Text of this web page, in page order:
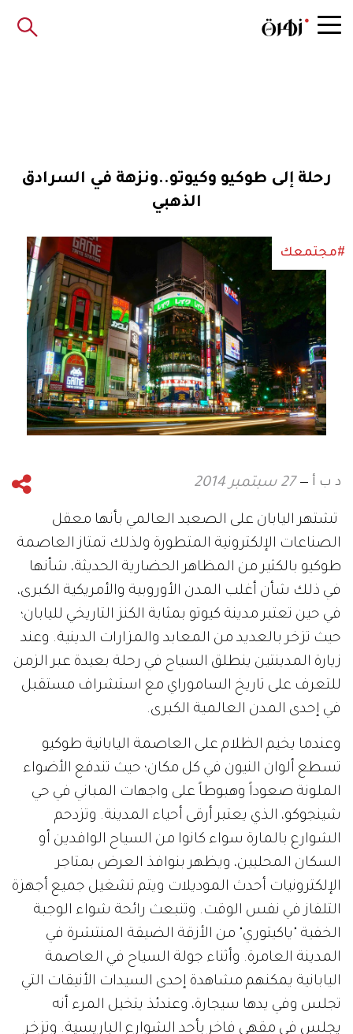
رحلة إلى طوكيو وكيوتو..ونزهة في السرادق
الذهبي
#مجتمعك
د ب أ 27 سبتمبر 2014
تشتهر اليابان على الصعيد العالمي بأنها معقل
الصناعات الإلكترونية المتطورة ولذلك تمتاز العاصمة
طوكيو بالكثير من المظاهر الحضارية الحديثة، شأنها
في ذلك شأن أغلب المدن الأوروبية والأمريكية الكبرى،
في حين تعتبر مدينة كيوتو بمثابة الكنز التاريخي لليابان؛
حيث تزخر بالعديد من المعابد والمزارات الدينية. وعند
زيارة المدينتين ينطلق السياح في رحلة بعيدة عبر الزمن
للتعرف على تاريخ الساموراي مع استشراف مستقبل
في إحدى المدن العالمية الكبرى.
وعندما يخيم الظلام على العاصمة اليابانية طوكيو
تسطع ألوان النيون في كل مكان؛ حيث تندفع الأضواء
الملونة صعوداً وهبوطاً على واجهات المباني في حي
شينجوكو، الذي يعتبر أرقى أحياء المدينة. وتزدحم
الشوارع بالمارة سواء كانوا من السياح الوافدين أو
السكان المحليين، ويظهر بنوافذ العرض بمتاجر
الإلكترونيات أحدث الموديلات ويتم تشغيل جميع أجهزة
التلفاز في نفس الوقت. وتنبعث رائحة شواء الوجبة
الخفية "ياكيتوري" من الأزقة الضيقة المنتشرة في
المدينة العامرة. وأثناء جولة السياح في العاصمة
اليابانية يمكنهم مشاهدة إحدى السيدات الأنيقات التي
تجلس وفي يدها سيجارة، وعندئذ يتخيل المرء أنه
يجلس في مقهى فاخر بأحد الشوارع الباريسية. وتزخر